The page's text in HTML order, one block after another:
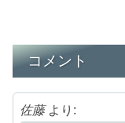
コメント
佐藤 より: